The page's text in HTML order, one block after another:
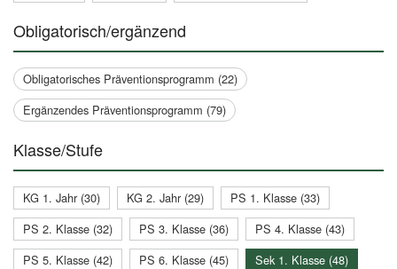
Obligatorisch/ergänzend
Obligatorisches Präventionsprogramm (22)
Ergänzendes Präventionsprogramm (79)
Klasse/Stufe
KG 1. Jahr (30) KG 2. Jahr (29)
PS 1. Klasse (33)
PS 2. Klasse (32)
PS 3. Klasse (36)
PS 4. Klasse (43)
PS 5. Klasse (42)
PS 6. Klasse (45)
Sek 1. Klasse (48)